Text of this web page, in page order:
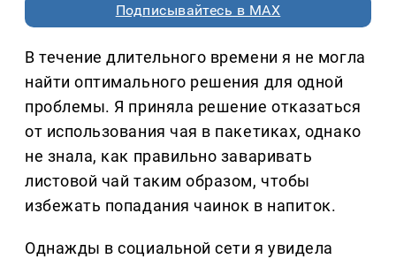
Подписывайтесь в MAX
В течение длительного времени я не могла
найти оптимального решения для одной
проблемы. Я приняла решение отказаться
от использования чая в пакетиках, однако
не знала, как правильно заваривать
листовой чай таким образом, чтобы
избежать попадания чаинок в напиток.
Однажды в социальной сети я увидела